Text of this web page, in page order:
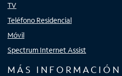
TV
Teléfono Residencial
Móvil
Spectrum Internet Assist
MÁS INFORMACIÓN